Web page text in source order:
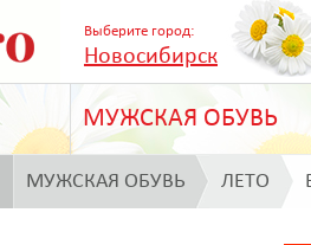
Выберите город:
Новосибирск
МУЖСКАЯ ОБУВЬ
МУЖСКАЯ ОБУВЬ ЛЕТО